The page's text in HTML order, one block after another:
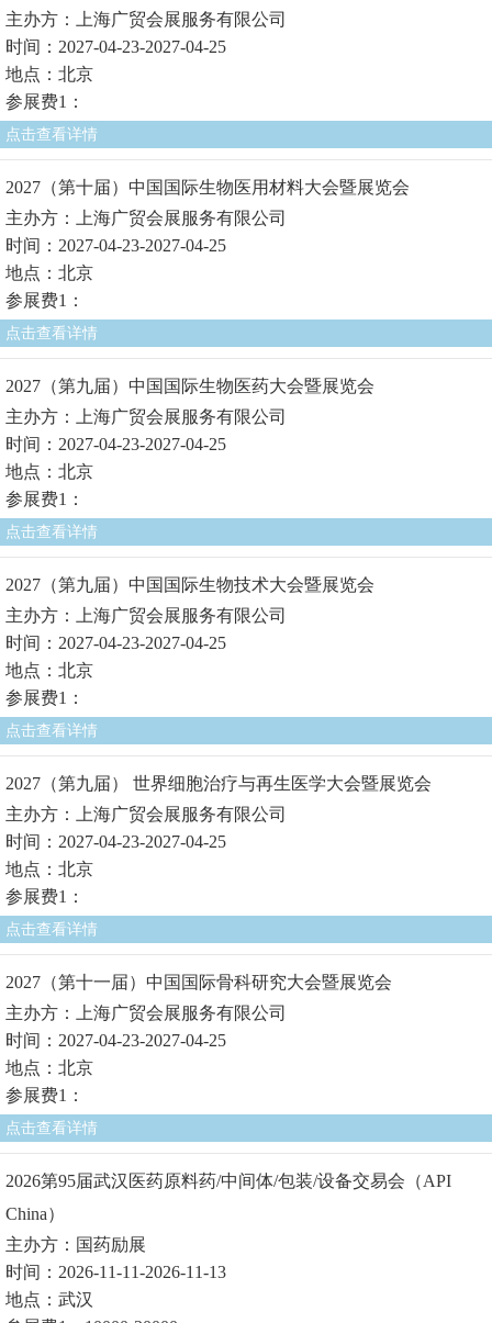
主办方：上海广贸会展服务有限公司
时间：2027-04-23-2027-04-25
地点：北京
参展费1：
点击查看详情
2027（第十届）中国国际生物医用材料大会暨展览会
主办方：上海广贸会展服务有限公司
时间：2027-04-23-2027-04-25
地点：北京
参展费1：
点击查看详情
2027（第九届）中国国际生物医药大会暨展览会
主办方：上海广贸会展服务有限公司
时间：2027-04-23-2027-04-25
地点：北京
参展费1：
点击查看详情
2027（第九届）中国国际生物技术大会暨展览会
主办方：上海广贸会展服务有限公司
时间：2027-04-23-2027-04-25
地点：北京
参展费1：
点击查看详情
2027（第九届） 世界细胞治疗与再生医学大会暨展览会
主办方：上海广贸会展服务有限公司
时间：2027-04-23-2027-04-25
地点：北京
参展费1：
点击查看详情
2027（第十一届）中国国际骨科研究大会暨展览会
主办方：上海广贸会展服务有限公司
时间：2027-04-23-2027-04-25
地点：北京
参展费1：
点击查看详情
2026第95届武汉医药原料药/中间体/包装/设备交易会（API
China）
主办方：国药励展
时间：2026-11-11-2026-11-13
地点：武汉